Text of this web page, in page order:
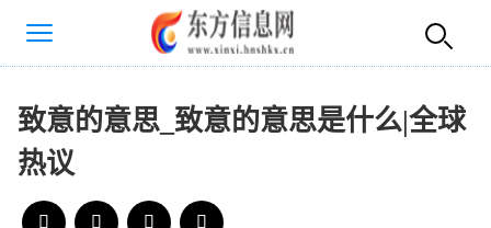
致意的意思_致意的意思是什么|全球
热议